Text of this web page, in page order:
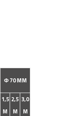
Φ 70 MM
1,5
M
2,5
M
3,0
M